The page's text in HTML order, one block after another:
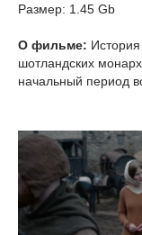
Размер: 1.45 Gb
О фильме:
шотландских
начальный период